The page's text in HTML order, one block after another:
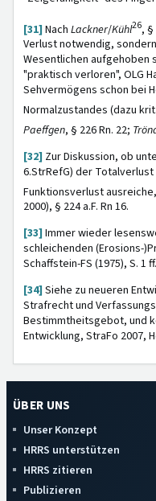
[31] Nach Lackner/Kühl26,
Verlust notwendig,
Wesentlichen aufgehoben
"praktisch verloren", OLG
Sehvermögens schon bei
Normalzustandes (dazu krit.
Paeffgen, § 226 Rn. 22;
[32] Zur Diskussion, ob
6.StrRefG) der
Funktionsverlust
2000), § 224 a.F. Rn 16.
[33] Immer wieder
schleichenden (Erosions-
Schaffstein-FS (1975), S. 1
[34] Siehe zu neueren
Strafrecht und
Bestimmtheitsgebot, und
Entwicklung, StraFo 2007,
ÜBER UNS
Unser Konzept
HRRS unterstützen
HRRS zitieren
Publizieren